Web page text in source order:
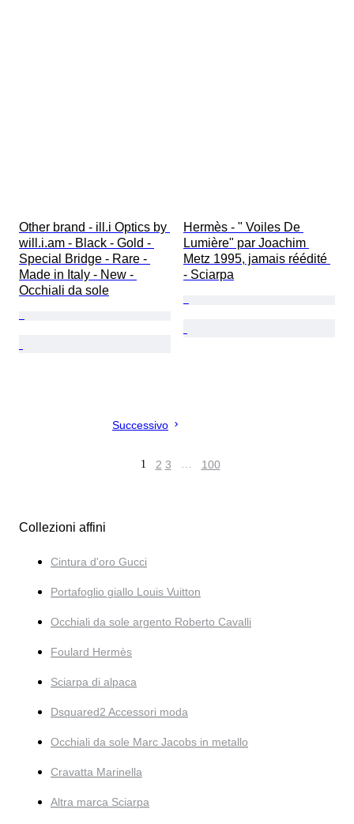
Other brand - ill.i Optics by
will.i.am - Black - Gold -
Special Bridge - Rare -
Made in Italy - New -
Occhiali da sole
Hermès - " Voiles De
Lumière" par Joachim
Metz 1995, jamais réédité
- Sciarpa
Successivo
1 2 3 … 100
Collezioni affini
Cintura d'oro Gucci
Portafoglio giallo Louis Vuitton
Occhiali da sole argento Roberto Cavalli
Foulard Hermès
Sciarpa di alpaca
Dsquared2 Accessori moda
Occhiali da sole Marc Jacobs in metallo
Cravatta Marinella
Altra marca Sciarpa